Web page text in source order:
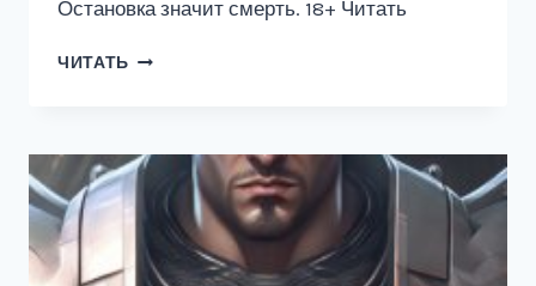
Остановка значит смерть. 18+ Читать
ЧИТАТЬ ВИАШЕРОН
ГЛУБИН,
ТОМ
2